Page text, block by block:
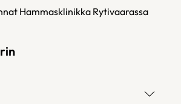
Hammasklinikka Rytivaarassa